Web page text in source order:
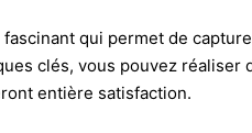
qui permet de
clés, vous pouvez réaliser
entière satisfaction.